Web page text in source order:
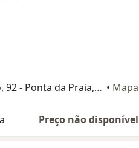
Rua Maria Máximo, 92 - Ponta da Praia, Santos - SP, 11030-100, Brazil, Santos • Mapa
Preço não disponível